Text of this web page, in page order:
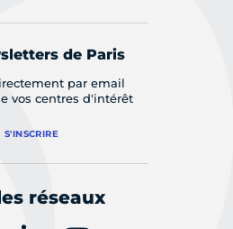
de Paris
par email
vos centres d'intérêt
S'INSCRIRE
réseaux